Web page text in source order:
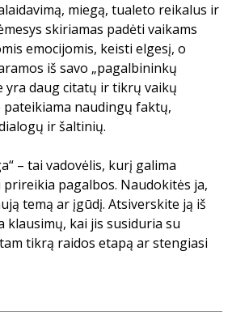
miegą, tualeto reikalus ir
skiriamas padėti vaikams
emocijomis, keisti elgesį, o
iš savo „pagalbininkų
yra daug citatų ir tikrų vaikų
naudingų faktų,
ir šaltinių.
– tai vadovėlis, kurį galima
pagalbos. Naudokitės ja,
temą ar įgūdį. Atsiverskite ją iš
klausimų, kai jis susiduria su
tikrą raidos eta­pą ar stengiasi